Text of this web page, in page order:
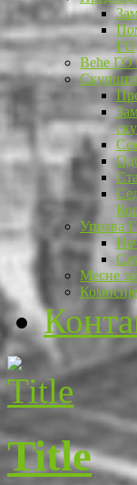
ГО
Веће ГО
Управа
Месне
Комисије
Title